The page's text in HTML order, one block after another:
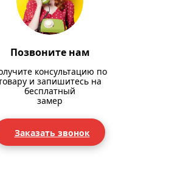
Позвоните нам
консультацию по
и запишитесь на
бесплатный
замер
Заказать звонок